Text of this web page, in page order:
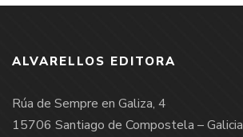
ALVARELLOS EDITORA
Rúa de Sempre en Galiza, 4
15706 Santiago de Compostela – Galicia